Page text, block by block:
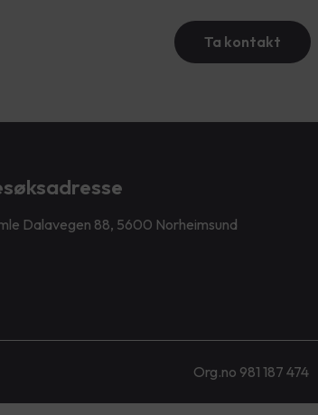
Ta kontakt
Dalavegen 88, 5600 Norheimsund
Org.no 981 187 474